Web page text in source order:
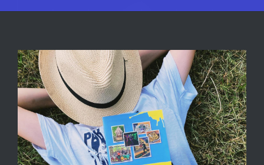
View
Larger
Image